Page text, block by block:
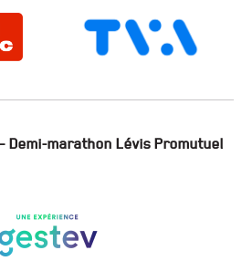
Demi-marathon Lévis Promutuel